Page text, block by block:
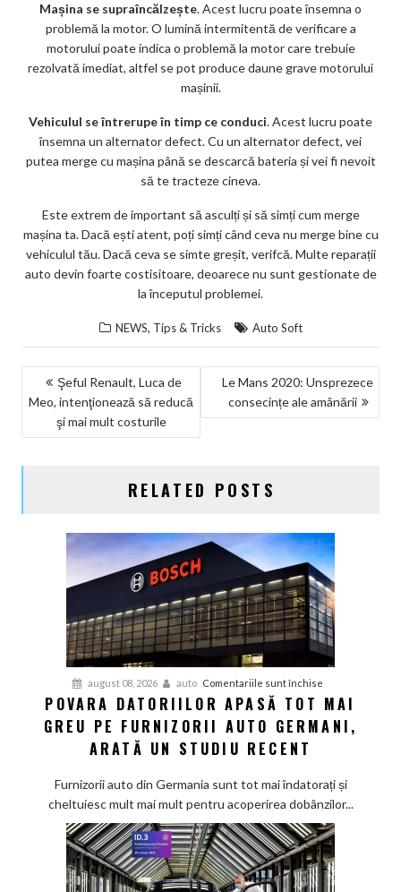
Mașina se supraîncălzește. Acest lucru poate însemna o
problemă la motor. O lumină intermitentă de verificare a
motorului poate indica o problemă la motor care trebuie
rezolvată imediat, altfel se pot produce daune grave motorului
mașinii.
Vehiculul se întrerupe în timp ce conduci. Acest lucru poate
însemna un alternator defect. Cu un alternator defect, vei
putea merge cu mașina până se descarcă bateria și vei fi nevoit
să te tracteze cineva.
Este extrem de important să asculți și să simți cum merge
mașina ta. Dacă ești atent, poți simți când ceva nu merge bine cu
vehiculul tău. Dacă ceva se simte greșit, verifcă. Multe reparații
auto devin foarte costisitoare, deoarece nu sunt gestionate de
la începutul problemei.
NEWS, Tips & Tricks Auto Soft
NAVIGARE
ÎN
ARTICOLE
Şeful Renault, Luca de
Meo, intenţionează să reducă
şi mai mult costurile
Le Mans 2020: Unsprezece
consecințe ale amânării
RELATED POSTS
august 08, 2026 auto Comentariile sunt închise
Povara
datoriilor
mai
greu
furnizorii
auto
germani,
POVARA DATORIILOR APASĂ TOT MAI
GREU PE FURNIZORII AUTO GERMANI,
ARATĂ UN STUDIU RECENT
Furnizorii auto din Germania sunt tot mai îndatorați și
cheltuiesc mult mai mult pentru acoperirea dobânzilor...